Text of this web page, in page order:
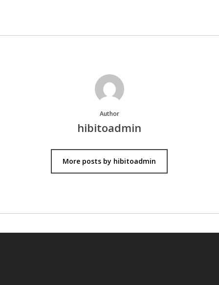
10
Author
hibitoadmin
More posts by hibitoadmin